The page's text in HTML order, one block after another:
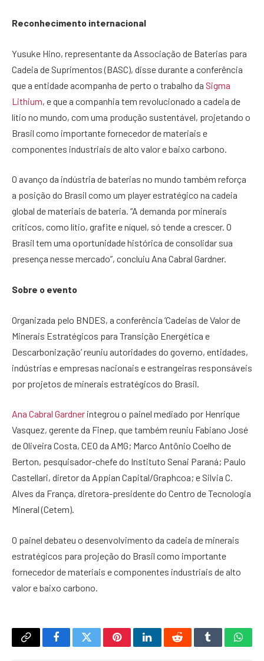
Reconhecimento internacional
Yusuke Hino, representante da Associação de Baterias para
Cadeia de Suprimentos (BASC), disse durante a conferência
que a entidade acompanha de perto o trabalho da Sigma
Lithium, e que a companhia tem revolucionado a cadeia de
lítio no mundo, com uma produção sustentável, projetando o
Brasil como importante fornecedor de materiais e
componentes industriais de alto valor e baixo carbono.
O avanço da indústria de baterias no mundo também reforça
a posição do Brasil como um player estratégico na cadeia
global de materiais de bateria. “A demanda por minerais
críticos, como lítio, grafite e níquel, só tende a crescer. O
Brasil tem uma oportunidade histórica de consolidar sua
presença nesse mercado”, concluiu Ana Cabral Gardner.
Sobre o evento
Organizada pelo BNDES, a conferência ‘Cadeias de Valor de
Minerais Estratégicos para Transição Energética e
Descarbonização’ reuniu autoridades do governo, entidades,
indústrias e empresas nacionais e estrangeiras responsáveis
por projetos de minerais estratégicos do Brasil.
Ana Cabral Gardner integrou o painel mediado por Henrique
Vasquez, gerente da Finep, que também reuniu Fabiano José
de Oliveira Costa, CEO da AMG; Marco Antônio Coelho de
Berton, pesquisador-chefe do Instituto Senai Paraná; Paulo
Castellari, diretor da Appian Capital/Graphcoa; e Silvia C.
Alves da França, diretora-presidente do Centro de Tecnologia
Mineral (Cetem).
O painel debateu o desenvolvimento da cadeia de minerais
estratégicos para projeção do Brasil como importante
fornecedor de materiais e componentes industriais de alto
valor e baixo carbono.
Copy
FacebookTwitterPinterestLinkedInRedditTumblr